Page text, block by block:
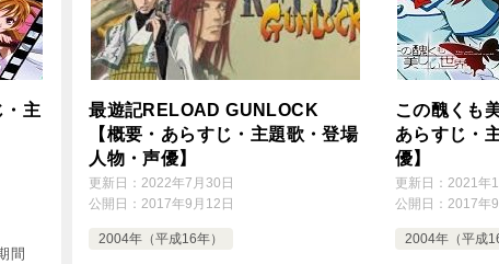
主
間
最遊記RELOAD GUNLOCK
【概要・あらすじ・主題歌・登場
人物・声優】
更新日： 2022年7月30日
公開日： 2017年9月12日
2004年（平成16年）
この醜くも
あらすじ・
優】
更新日： 2021年
公開日： 2017年
2004年（平成